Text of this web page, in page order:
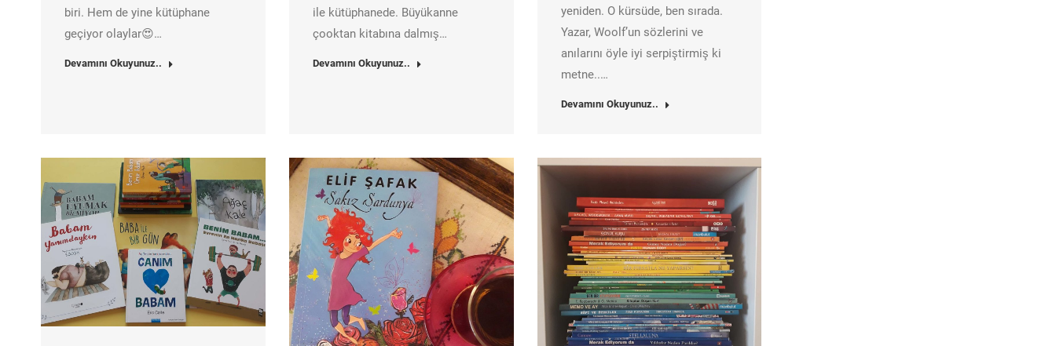
biri. Hem de yine kütüphane
geçiyor olaylar😍…
Devamını Okuyunuz..
ile kütüphanede. Büyükanne
çooktan kitabına dalmış…
Devamını Okuyunuz..
yeniden. O kürsüde, ben sırada.
Yazar, Woolf’un sözlerini ve
anılarını öyle iyi serpiştirmiş ki
metne..…
Devamını Okuyunuz..